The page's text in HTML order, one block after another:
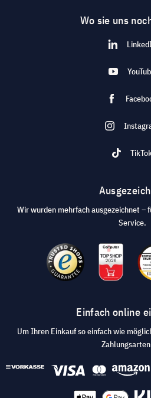
Wo sie uns
Wir wurden mehrfach ausgezeichnet –
Service.
Einfach online
Um Ihren Einkauf so einfach wie